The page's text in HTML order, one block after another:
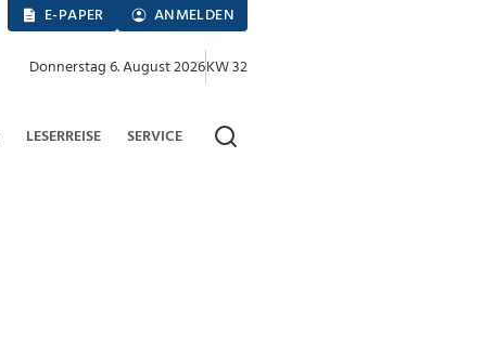
E-PAPER ANMELDEN
Donnerstag 6. August 2026KW 32
LESERREISE SERVICE